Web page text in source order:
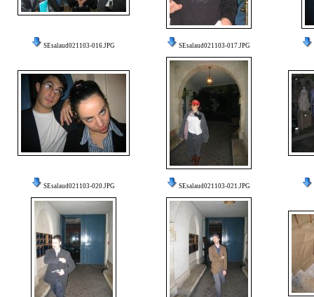
SEsalaud021103-016.JPG SEsalaud021103-017.JPG
SEsalaud021103-020.JPG SEsalaud021103-021.JPG